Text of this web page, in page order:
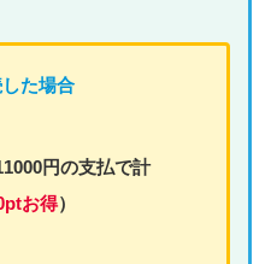
た場合
円の支払で計
お得）